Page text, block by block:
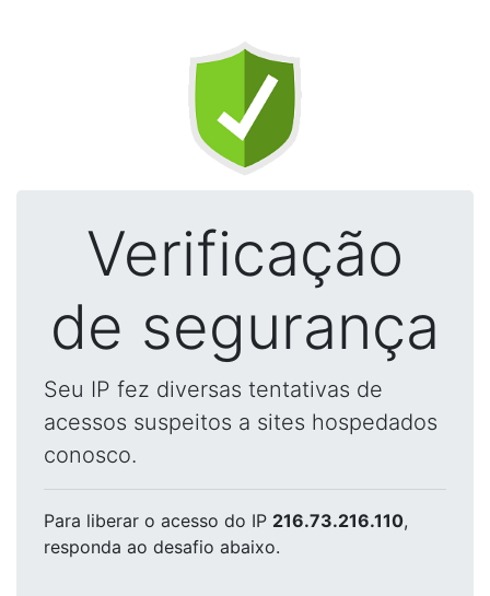
Verificação
de segurança
Seu IP fez diversas tentativas de
acessos suspeitos a sites hospedados
conosco.
Para liberar o acesso do IP 216.73.216.110,
responda ao desafio abaixo.